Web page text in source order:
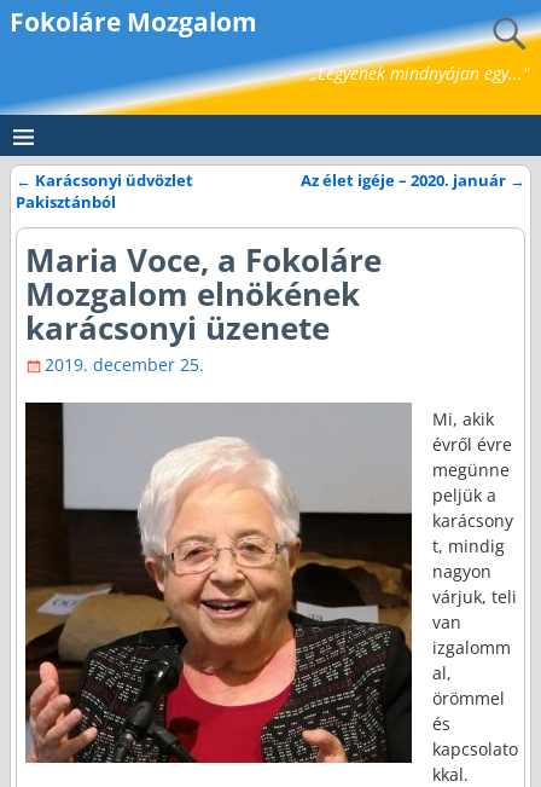
Fokoláre Mozgalom
„Legyenek mindnyájan egy..."
Bejegyzés navigáció
← Karácsonyi üdvözlet
Pakisztánból
Az élet igéje – 2020. január →
Maria Voce, a Fokoláre
Mozgalom elnökének
karácsonyi üzenete
2019. december 25.
Mi, akik
évről évre
megünne
peljük a
karácsony
t, mindig
nagyon
várjuk, teli
van
izgalomm
al,
örömmel
és
kapcsolato
kkal.